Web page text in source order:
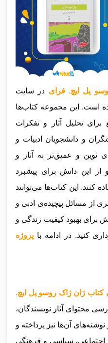
پل ایچ. فرای در سایت
است. این مجموعه کتاب‌ها
برای تحلیل آثار و تفکرات
و دانشجویان ادبیات و
نوین و عمیق‌تر به آثار و
از این دانش برای پیشبرد
کنند. این کتاب‌ها می‌توانند
از مسائل پیچیده‌ی ادبی و
برای بهبود کیفیت زندگی و
کنید. در ادامه با پروژه
کتاب ژان ژاک روسو پل ایچ.
محتوای آثار نویسندگان،
آن‌ها نیز پرداخته و
اجتماعی، سیاسی و فرهنگی